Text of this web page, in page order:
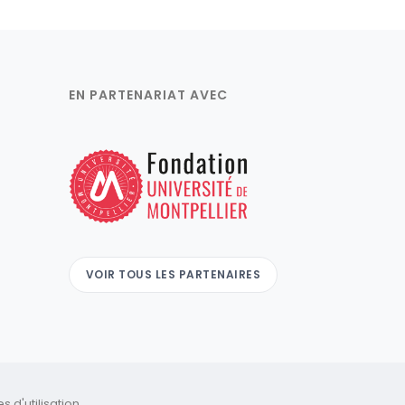
EN PARTENARIAT AVEC
VOIR TOUS LES PARTENAIRES